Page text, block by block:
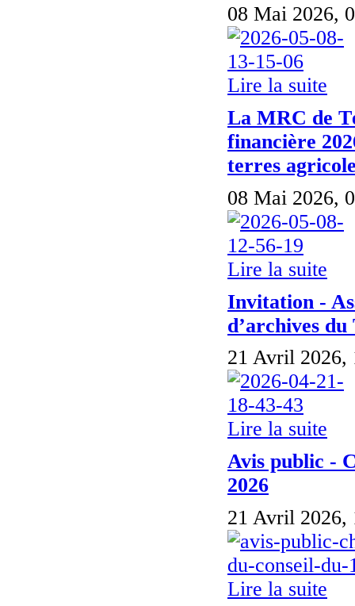
08 Mai 2026,
Lire la suite
La MRC de
financière
terres
08 Mai 2026,
Lire la suite
Invitation -
d’archives
21 Avril 2026,
Lire la suite
Avis public -
2026
21 Avril 2026,
Lire la suite